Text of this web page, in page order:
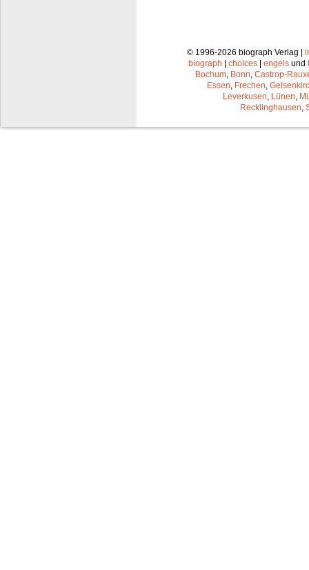
© 1996-2026 biograph Verlag |
biograph | choices | engels und
Bochum Bonn Castrop-
Essen Frechen
Leverkusen Lünen
Recklinghausen